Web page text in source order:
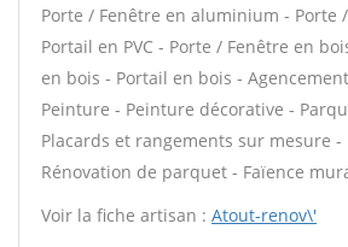
Porte / Fenêtre en aluminium - Porte /
Portail en PVC - Porte / Fenêtre en
en bois - Portail en bois -
Peinture - Peinture décorative -
Placards et rangements sur mesure -
Rénovation de parquet - Faïence
Voir la fiche artisan : Atout-renov\'